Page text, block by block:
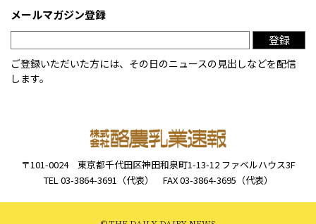
〒101-0024 東京都千代田区神田和泉町1-13-12 ファベルハウス3F
TEL 03-3864-3691（代表）
FAX 03-3864-3695（代表）
メールマガジン登録
登録
ご登録いただいた方には、その日のニュースの見出しなどを配信
します。